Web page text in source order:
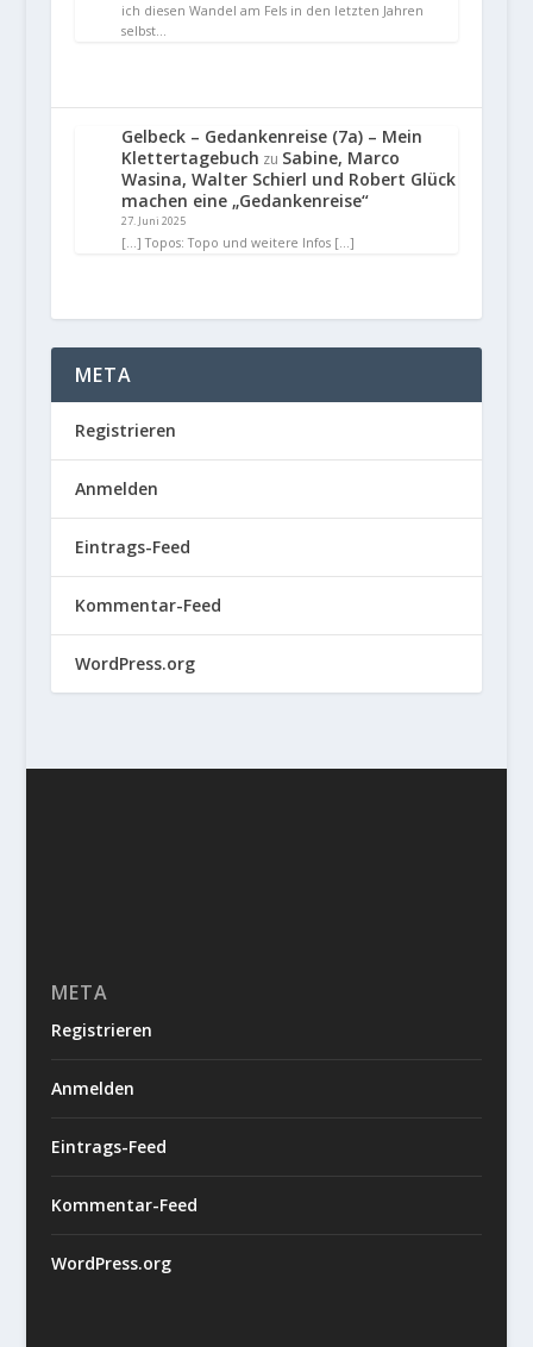
ich diesen Wandel am Fels in den letzten Jahren
selbst…
Gelbeck – Gedankenreise (7a) – Mein
Klettertagebuch zu Sabine, Marco
Wasina, Walter Schierl und Robert Glück
machen eine „Gedankenreise“
27. Juni 2025
[…] Topos: Topo und weitere Infos […]
META
Registrieren
Anmelden
Eintrags-Feed
Kommentar-Feed
WordPress.org
META
Registrieren
Anmelden
Eintrags-Feed
Kommentar-Feed
WordPress.org